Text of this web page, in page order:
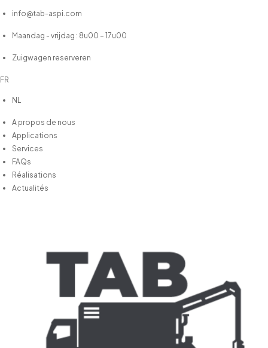
info@tab-aspi.com
Maandag - vrijdag : 8u00 – 17u00
Zuigwagen reserveren
FR
NL
A propos de nous
Applications
Services
FAQs
Réalisations
Actualités